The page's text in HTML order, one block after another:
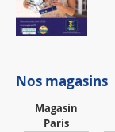
Nos magasins
Magasin
Paris